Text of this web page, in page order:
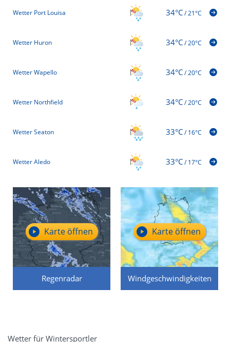
Wetter Port Louisa 34°C/21°C
Wetter Huron 34°C/20°C
Wetter Wapello 34°C/20°C
Wetter Northfield 34°C/20°C
Wetter Seaton 33°C/16°C
Wetter Aledo 33°C/17°C
Regenradar
Karte öffnen
Windgeschwindigkeiten
Karte öffnen
Wetter für Wintersportler